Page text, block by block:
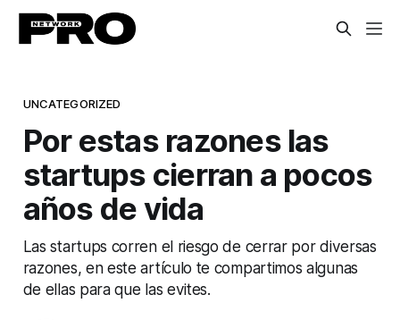
UNCATEGORIZED
Por estas razones las
startups cierran a pocos
años de vida
Las startups corren el riesgo de cerrar por diversas
razones, en este artículo te compartimos algunas
de ellas para que las evites.